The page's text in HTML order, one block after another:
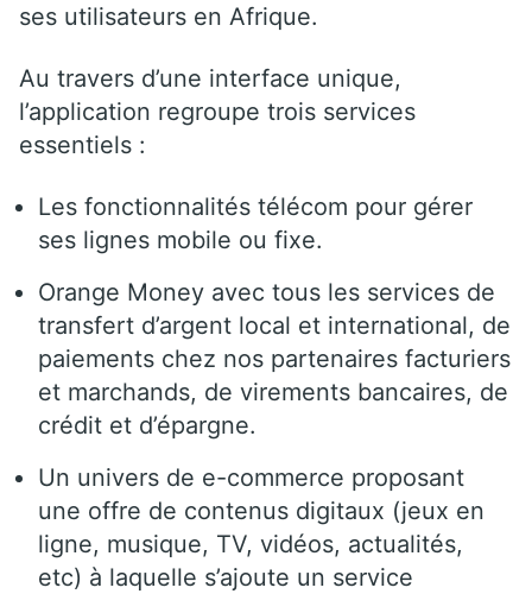
ses utilisateurs en Afrique.
Au travers d’une interface unique,
l’application regroupe trois services
essentiels :
Les fonctionnalités télécom pour gérer
ses lignes mobile ou fixe.
Orange Money avec tous les services de
transfert d’argent local et international, de
paiements chez nos partenaires facturiers
et marchands, de virements bancaires, de
crédit et d’épargne.
Un univers de e-commerce proposant
une offre de contenus digitaux (jeux en
ligne, musique, TV, vidéos, actualités,
etc) à laquelle s’ajoute un service